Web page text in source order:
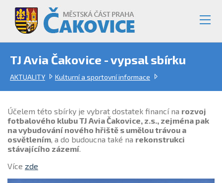
TJ Avia Čakovice - vypsal sbírku
AKTUALITY Kulturní a sportovní informace
Účelem této sbírky je vybrat dostatek financí na rozvoj
fotbalového klubu TJ Avia Čakovice, z.s., zejména pak
na vybudování nového hřiště s umělou trávou a
osvětlením, a do budoucna také na rekonstrukci
stávajícího zázemí.
Více zde